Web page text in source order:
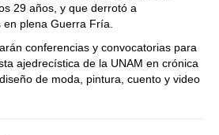
29 años, y que derrotó a
en plena Guerra Fría.
conferencias y convocatorias para
ajedrecística de la UNAM en crónica
de moda, pintura, cuento y video